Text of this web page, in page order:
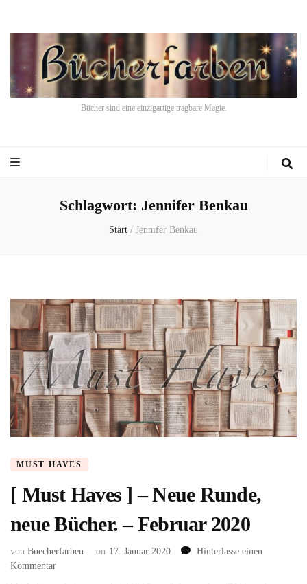
Bücher sind eine einzigartige tragbare Magie.
Schlagwort: Jennifer Benkau
Start / Jennifer Benkau
MUST HAVES
[ Must Haves ] – Neue Runde,
neue Bücher. – Februar 2020
von Buecherfarben on 17. Januar 2020
Hinterlasse einen
Kommentarzu